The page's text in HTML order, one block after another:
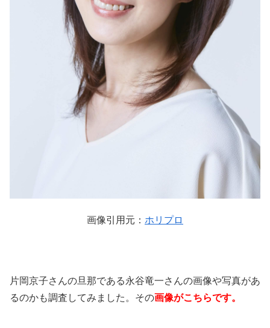
画像引用元： ホリプロ
片岡京子さんの旦那である永谷竜一さんの画像や写真があ
るのかも調査してみました。その画像がこちらです。